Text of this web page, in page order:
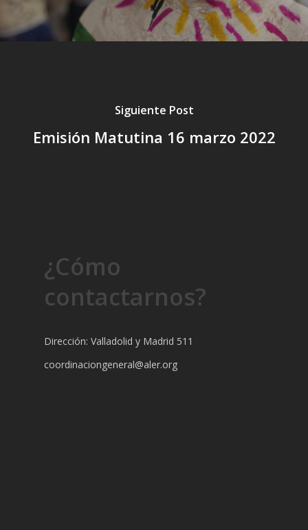
Siguiente Post
Emisión Matutina 16 marzo 2022
¿Cómo
contactarnos?
Dirección: Valladolid y Madrid 511
coordinaciongeneral@aler.org